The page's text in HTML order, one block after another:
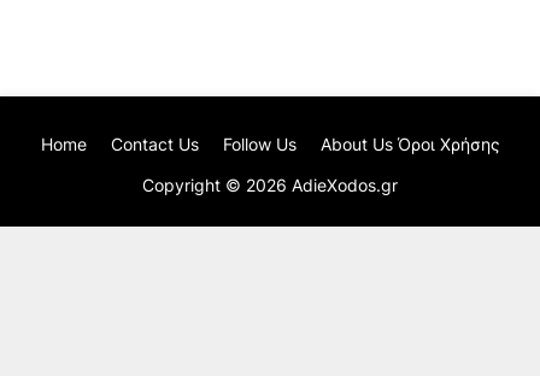
Copyright © 2026 AdieXodos.gr
Home Contact Us Follow Us About Us Όροι Χρήσης